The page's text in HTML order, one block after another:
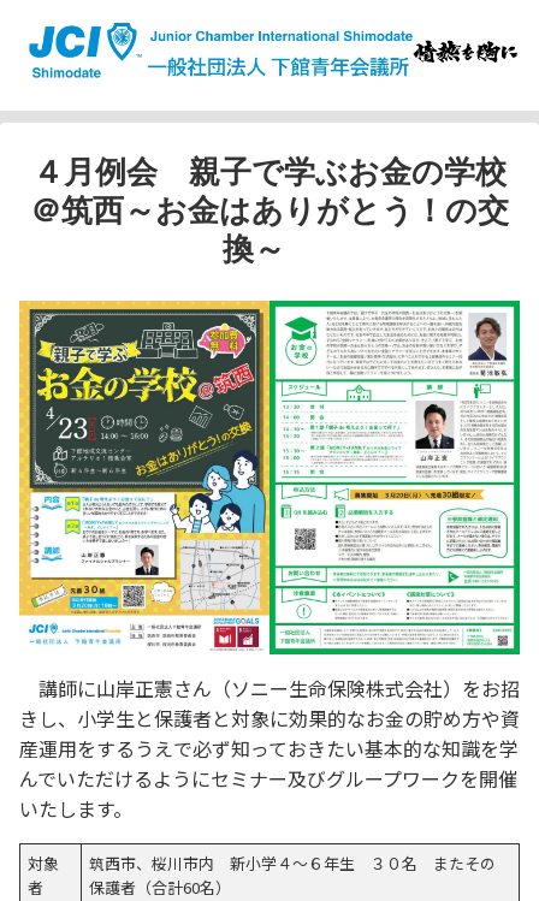
４月例会 親子で学ぶお金の学校
＠筑西～お金はありがとう！の交
換～
講師に山岸正憲さん（ソニー生命保険株式会社）をお招
きし、小学生と保護者と対象に効果的なお金の貯め方や資
産運用をするうえで必ず知っておきたい基本的な知識を学
んでいただけるようにセミナー及びグループワークを開催
いたします。
対象
者
筑西市、桜川市内 新小学４～６年生 ３０名 またその
保護者（合計60名）